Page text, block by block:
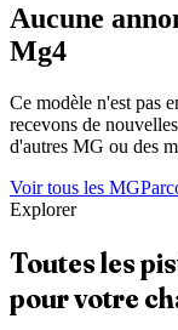
Aucune
Mg4
Ce modèle n'est pas
recevons de
d'autres MG ou des
Voir tous les MG
Explorer
Toutes les
pour votre